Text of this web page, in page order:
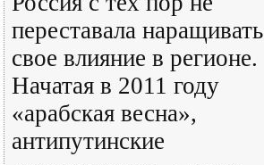
переставала наращивать
свое влияние в регионе.
Начатая в 2011 году
«арабская весна»,
антипутинские